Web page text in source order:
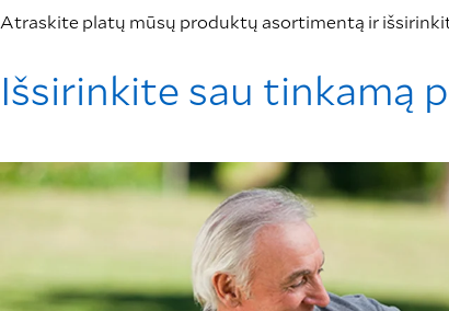
Atraskite platų mūsų produktų asortimentą ir
Išsirinkite sau tinkamą